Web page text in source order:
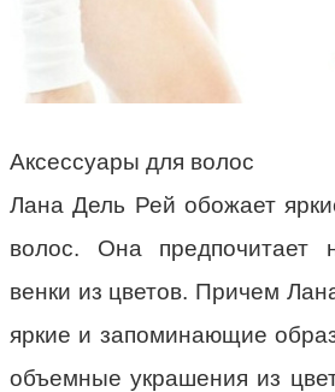
Аксессуары для волос
Лана Дель Рей обожает
волос. Она предпочитает
венки из цветов. Причем
яркие и запоминающие
объемные украшения из